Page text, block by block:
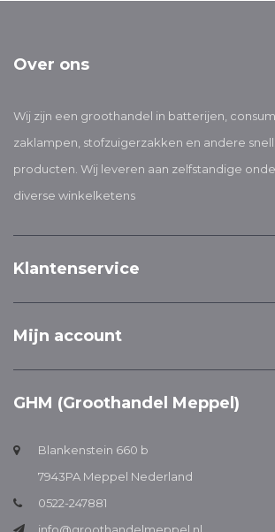
Over ons
Wij zijn een groothandel in batterijen,
zaklampen, stofzuigerzakken en andere
producten. Wij leveren aan zelfstandige
diverse winkelketens
Klantenservice
Mijn account
GHM (Groothandel Meppel)
Blankenstein 660 b
7943PA Meppel Nederland
0522-247881